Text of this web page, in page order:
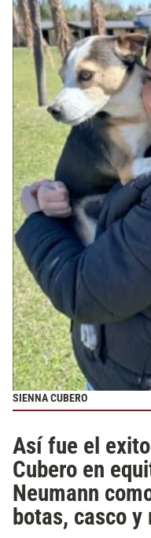
SIENNA CUBERO
Así fue el
Cubero en
Neumann
botas, casco